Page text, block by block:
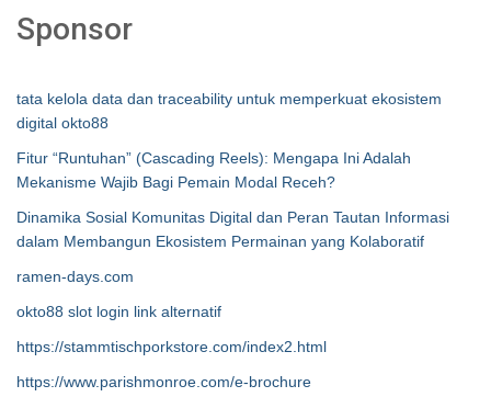
Sponsor
tata kelola data dan traceability untuk memperkuat ekosistem
digital okto88
Fitur “Runtuhan” (Cascading Reels): Mengapa Ini Adalah
Mekanisme Wajib Bagi Pemain Modal Receh?
Dinamika Sosial Komunitas Digital dan Peran Tautan Informasi
dalam Membangun Ekosistem Permainan yang Kolaboratif
ramen-days.com
okto88 slot login link alternatif
https://stammtischporkstore.com/index2.html
https://www.parishmonroe.com/e-brochure